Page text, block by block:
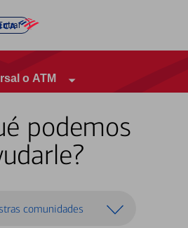
o ATM
podemos
comunidades